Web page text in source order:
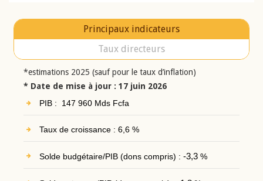
Principaux indicateurs
Taux directeurs
*estimations 2025 (sauf pour le taux d’inflation)
* Date de mise à jour : 17 juin 2026
PIB : 147 960 Mds Fcfa
Taux de croissance : 6,6 %
Solde budgétaire/PIB (dons compris) : -3,3%